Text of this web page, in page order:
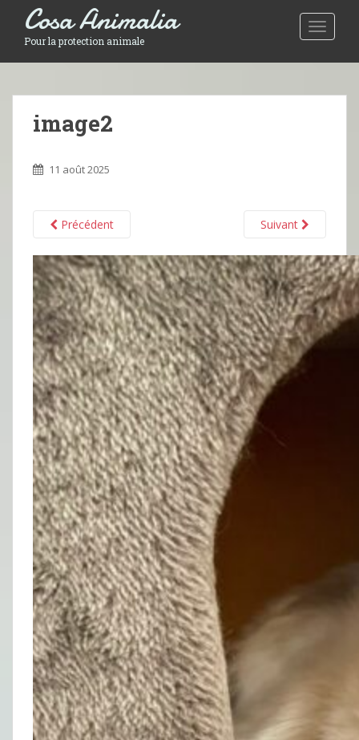
Toggle
Cosa Animalia
Pour la protection animale
image2
11 août 2025
Précédent Suivant